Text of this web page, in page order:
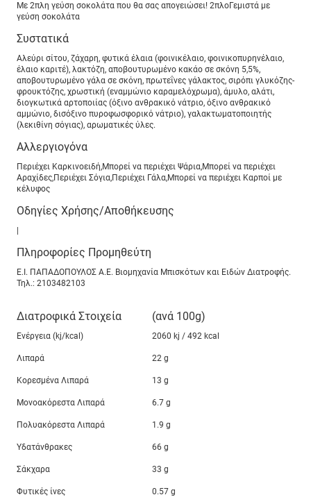
Με 2πλη γεύση σοκολάτα που θα σας απογειώσει! 2πλοΓεμιστά με
γεύση σοκολάτα
Συστατικά
Αλεύρι σίτου, ζάχαρη, φυτικά έλαια (φοινικέλαιο, φοινικοπυρηνέλαιο,
έλαιο καριτέ), λακτόζη, αποβουτυρωμένο κακάο σε σκόνη 5,5%,
αποβουτυρωμένο γάλα σε σκόνη, πρωτεΐνες γάλακτος, σιρόπι γλυκόζης-
φρουκτόζης, χρωστική (εναμμώνιο καραμελόχρωμα), άμυλο, αλάτι,
διογκωτικά αρτοποιίας (όξινο ανθρακικό νάτριο, όξινο ανθρακικό
αμμώνιο, δισόξινο πυροφωσφορικό νάτριο), γαλακτωματοποιητής
(λεκιθίνη σόγιας), αρωματικές ύλες.
Αλλεργιογόνα
Περιέχει Καρκινοειδή,Μπορεί να περιέχει Ψάρια,Μπορεί να περιέχει
Αραχίδες,Περιέχει Σόγια,Περιέχει Γάλα,Μπορεί να περιέχει Καρποί με
κέλυφος
Οδηγίες Χρήσης/Αποθήκευσης
Πληροφορίες Προμηθεύτη
Ε.Ι. ΠΑΠΑΔΟΠΟΥΛΟΣ Α.Ε. Βιομηχανία Μπισκότων και Ειδών Διατροφής.
Τηλ.: 2103482103
Διατροφικά Στοιχεία (ανά 100g)
Ενέργεια (kj/kcal) 2060 kj / 492 kcal
Λιπαρά 22 g
Κορεσμένα Λιπαρά 13 g
Μονοακόρεστα Λιπαρά 6.7 g
Πολυακόρεστα Λιπαρά 1.9 g
Υδατάνθρακες 66 g
Σάκχαρα 33 g
Φυτικές ίνες 0.57 g